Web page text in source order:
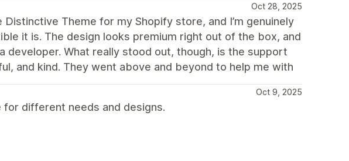
Oct 28, 2025
Distinctive Theme for my Shopify store, and I’m genuinely
it is. The design looks premium right out of the box, and
developer. What really stood out, though, is the support
and kind. They went above and beyond to help me with
Oct 9, 2025
different needs and designs.